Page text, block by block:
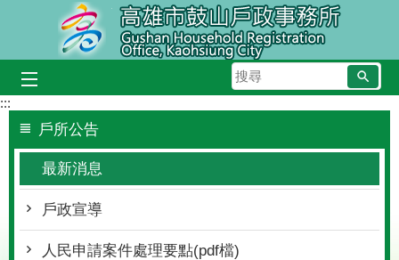
跳到主要內容區塊
搜
尋
:::
戶所公告
最新消息
戶政宣導
人民申請案件處理要點(pdf檔)